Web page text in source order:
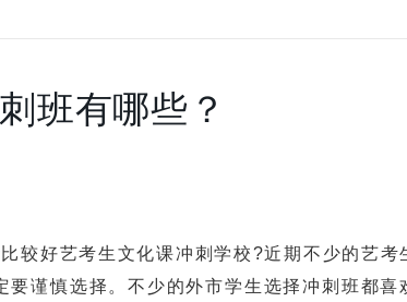
班有哪些？
好艺考生文化课冲刺学校?近期不少的艺考
谨慎选择。不少的外市学生选择冲刺班都喜